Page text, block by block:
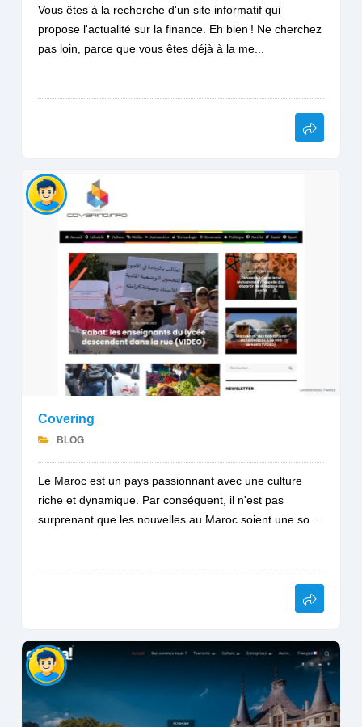
Vous êtes à la recherche d'un site informatif qui
propose l'actualité sur la finance. Eh bien ! Ne cherchez
pas loin, parce que vous êtes déjà à la me...
Covering
BLOG
Le Maroc est un pays passionnant avec une culture
riche et dynamique. Par conséquent, il n'est pas
surprenant que les nouvelles au Maroc soient une so...